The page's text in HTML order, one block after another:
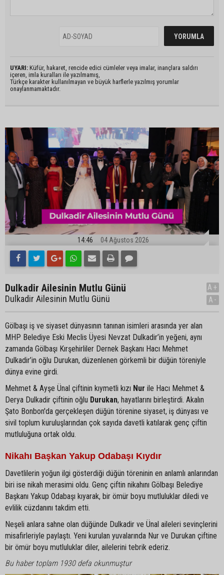
UYARI: Küfür, hakaret, rencide edici cümleler veya imalar, inançlara saldırı
içeren, imla kuralları ile yazılmamış,
Türkçe karakter kullanılmayan ve büyük harflerle yazılmış yorumlar
onaylanmamaktadır.
14:46 04 Ağustos 2026
Dulkadir Ailesinin Mutlu Günü
Dulkadir Ailesinin Mutlu Günü
A+
A-
Gölbaşı iş ve siyaset dünyasının tanınan isimleri arasında yer alan
MHP Belediye Eski Meclis Üyesi Nevzat Dulkadir’in yeğeni, aynı
zamanda Gölbaşı Kırşehirliler Dernek Başkanı Hacı Mehmet
Dulkadir’in oğlu Durukan, düzenlenen görkemli bir düğün töreniyle
dünya evine girdi.
Mehmet & Ayşe Ünal çiftinin kıymetli kızı Nur ile Hacı Mehmet &
Derya Dulkadir çiftinin oğlu Durukan, hayatlarını birleştirdi. Akalın
Şato Bonbon'da gerçekleşen düğün törenine siyaset, iş dünyası ve
sivil toplum kuruluşlarından çok sayıda davetli katılarak genç çiftin
mutluluğuna ortak oldu.
Nikahı Başkan Yakup Odabaşı Kıydır
Davetlilerin yoğun ilgi gösterdiği düğün töreninin en anlamlı anlarından
biri ise nikah merasimi oldu. Genç çiftin nikahını Gölbaşı Belediye
Başkanı Yakup Odabaşı kıyarak, bir ömür boyu mutluluklar diledi ve
evlilik cüzdanını takdim etti.
Neşeli anlara sahne olan düğünde Dulkadir ve Ünal aileleri sevinçlerini
misafirleriyle paylaştı. Yeni kurulan yuvalarında Nur ve Durukan çiftine
bir ömür boyu mutluluklar diler, ailelerini tebrik ederiz.
Bu haber toplam 1930 defa okunmuştur